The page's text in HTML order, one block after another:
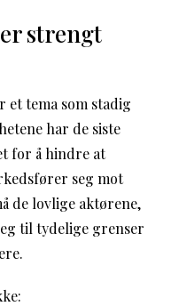
strengt
et tema som stadig
har de siste
for å hindre at
seg mot
de lovlige aktørene,
til tydelige grenser